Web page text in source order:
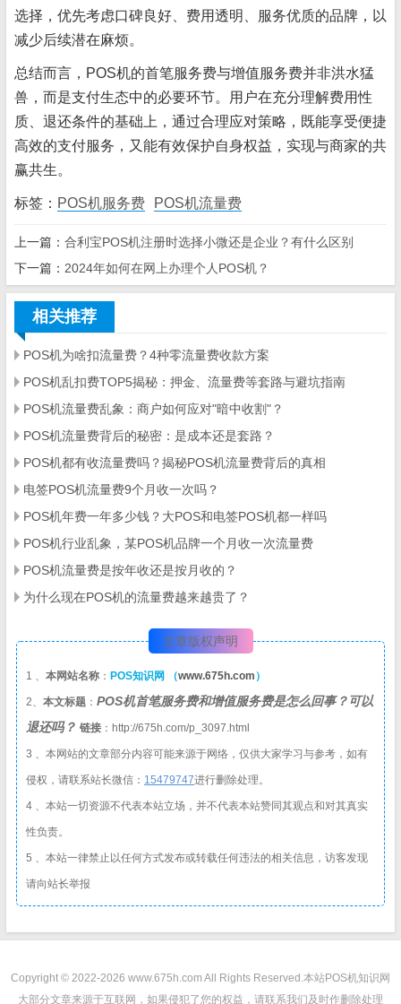
选择，优先考虑口碑良好、费用透明、服务优质的品牌，以
减少后续潜在麻烦。
总结而言，POS机的首笔服务费与增值服务费并非洪水猛
兽，而是支付生态中的必要环节。用户在充分理解费用性
质、退还条件的基础上，通过合理应对策略，既能享受便捷
高效的支付服务，又能有效保护自身权益，实现与商家的共
赢共生。
标签： POS机服务费 POS机流量费
上一篇： 合利宝POS机注册时选择小微还是企业？有什么区别
下一篇： 2024年如何在网上办理个人POS机？
相关推荐
POS机为啥扣流量费？4种零流量费收款方案
POS机乱扣费TOP5揭秘：押金、流量费等套路与避坑指南
POS机流量费乱象：商户如何应对"暗中收割"？
POS机流量费背后的秘密：是成本还是套路？
POS机都有收流量费吗？揭秘POS机流量费背后的真相
电签POS机流量费9个月收一次吗？
POS机年费一年多少钱？大POS和电签POS机都一样吗
POS机行业乱象，某POS机品牌一个月收一次流量费
POS机流量费是按年收还是按月收的？
为什么现在POS机的流量费越来越贵了？
文章版权声明
1 、 本网站名称 ： POS知识网 （www.675h.com ）
2、 本文标题 ： POS机首笔服务费和增值服务费是怎么回事？可以
退还吗？ 链接 ：http://675h.com/p_3097.html
3 、本网站的文章部分内容可能来源于网络，仅供大家学习与参考，如有
侵权，请联系站长微信： 15479747进行删除处理。
4 、本站一切资源不代表本站立场，并不代表本站赞同其观点和对其真实
性负责。
5 、本站一律禁止以任何方式发布或转载任何违法的相关信息，访客发现
请向站长举报
Copyright © 2022-2026 www.675h.com All Rights Reserved.本站POS机知识网
大部分文章来源于互联网，如果侵犯了您的权益，请联系我们及时作删除处理